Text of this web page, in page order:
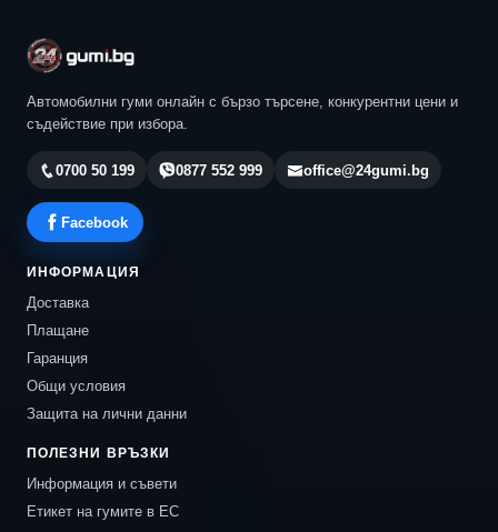
Автомобилни гуми онлайн с бързо търсене, конкурентни цени и
съдействие при избора.
0700 50 199 0877 552 999 office@24gumi.bg
Facebook
ИНФОРМАЦИЯ
Доставка
Плащане
Гаранция
Общи условия
Защита на лични данни
ПОЛЕЗНИ ВРЪЗКИ
Информация и съвети
Етикет на гумите в ЕС